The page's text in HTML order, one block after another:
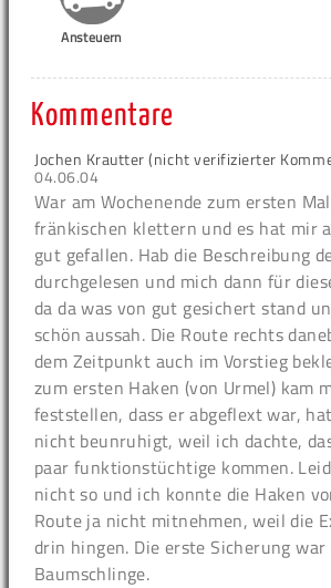
Ansteuern
Kommentare
Jochen Krautter (nicht verifizierter
04.06.04
War am Wochenende zum ersten
fränkischen klettern und es hat mir
gut gefallen. Hab die Beschreibung
durchgelesen und mich dann für
da da was von gut gesichert stand
schön aussah. Die Route rechts
dem Zeitpunkt auch im Vorstieg
zum ersten Haken (von Urmel) kam
feststellen, dass er abgeflext war,
nicht beunruhigt, weil ich dachte,
paar funktionstüchtige kommen.
nicht so und ich konnte die Haken
Route ja nicht mitnehmen, weil die
drin hingen. Die erste Sicherung war
Baumschlinge.